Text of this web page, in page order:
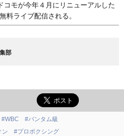
コモが今年４月にリニューアルした
料ライブ配信される。
部
#WBC
#バンタム級
ン
#プロボクシング